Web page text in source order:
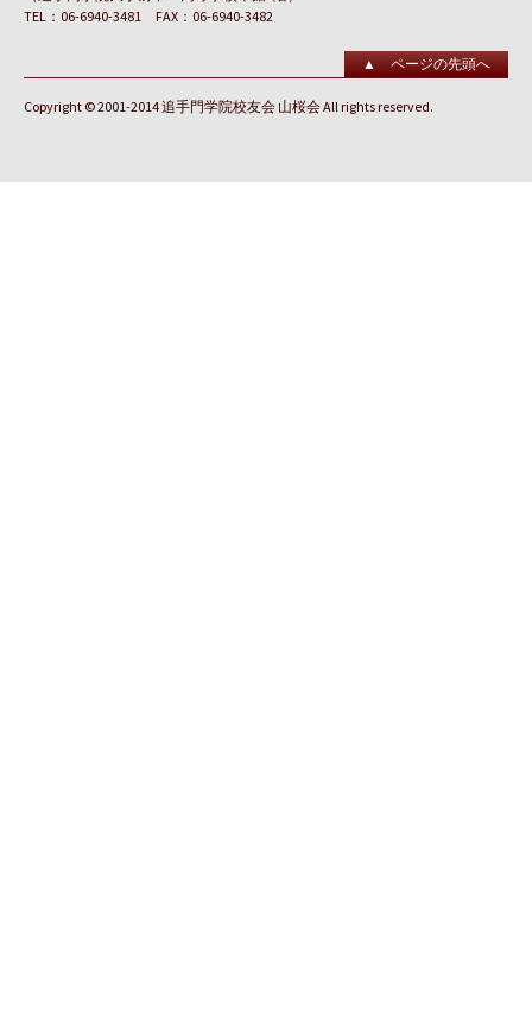
TEL：06-6940-3481 FAX：06-6940-3482
▲ ページの先頭へ
Copyright © 2001-2014 追手門学院校友会 山桜会 All rights reserved.